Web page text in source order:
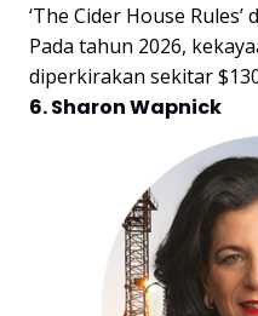
‘The Cider House Rules’
Pada tahun 2026,
diperkirakan sekitar
6. Sharon Wapnick